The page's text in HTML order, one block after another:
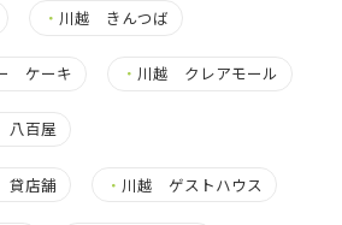
・ 川越 きんつば
ケーキ ・ 川越 クレアモール
百屋
店舗 ・ 川越 ゲストハウス